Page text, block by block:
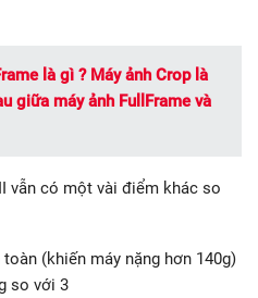
là gì ? Máy ảnh Crop là
giữa máy ảnh FullFrame và
vẫn có một vài điểm khác so
(khiến máy nặng hơn 140g)
so với 3